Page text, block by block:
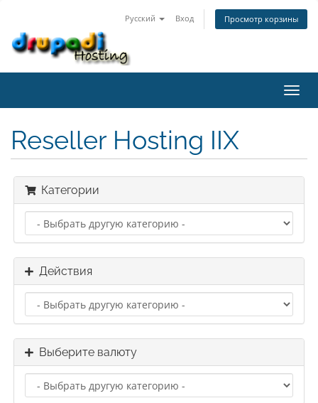
Русский Вход Просмотр корзины
Reseller Hosting IIX
Категории
Действия
Выберите валюту